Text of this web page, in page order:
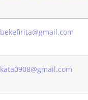
bekefirita@gmail.com
kata0908@gmail.com